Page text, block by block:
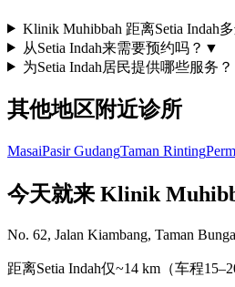
Klinik Muhibbah 距离Setia Indah
从Setia Indah来需要预约吗？ ▼
为Setia Indah居民提供哪些服务？
其他地区附近诊所
MasaiPasir GudangTaman Rinting
今天就来 Klinik
No. 62, Jalan Kiambang, Taman
距离Setia Indah仅~14 km（车程